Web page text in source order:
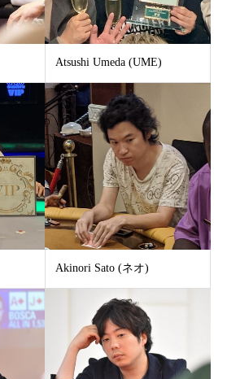
Atsushi Umeda (UME)
Akinori Sato (ネオ)